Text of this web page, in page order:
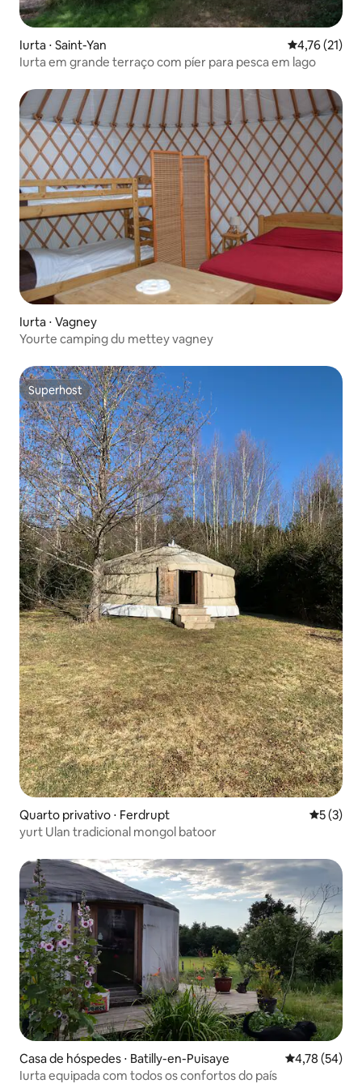
Iurta ⋅ Saint-Yan 4,76 de uma
4,76 (21)
Iurta em grande terraço com píer para pesca em lago
Iurta ⋅ Vagney
Yourte camping du mettey vagney
Superhost
Superhost
Quarto privativo ⋅ Ferdrupt 5 de
5 (3)
yurt Ulan tradicional mongol batoor
Casa de hóspedes ⋅ Batilly-en-Puisaye 4,78 de uma
4,78 (54)
Iurta equipada com todos os confortos do país